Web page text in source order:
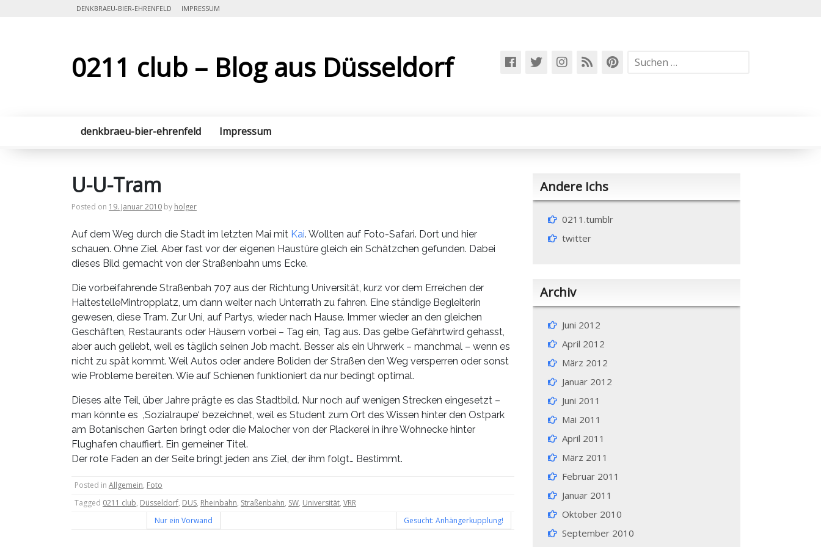
DENKBRAEU-BIER-EHRENFELD IMPRESSUM
0211 club – Blog aus Düsseldorf
Suchen
denkbraeu-bier-ehrenfeld Impressum
U-U-Tram
Posted on 19. Januar 2010 by holger
Auf dem Weg durch die Stadt im letzten Mai mit Kai. Wollten auf Foto-Safari. Dort und hier
schauen. Ohne Ziel. Aber fast vor der eigenen Haustüre gleich ein Schätzchen gefunden. Dabei
dieses Bild gemacht von der Straßenbahn ums Ecke.
Die vorbeifahrende Straßenbah 707 aus der Richtung Universität, kurz vor dem Erreichen der
HaltestelleMintropplatz, um dann weiter nach Unterrath zu fahren. Eine ständige Begleiterin
gewesen, diese Tram. Zur Uni, auf Partys, wieder nach Hause. Immer wieder an den gleichen
Geschäften, Restaurants oder Häusern vorbei – Tag ein, Tag aus. Das gelbe Gefährtwird gehasst,
aber auch geliebt, weil es täglich seinen Job macht. Besser als ein Uhrwerk – manchmal – wenn es
nicht zu spät kommt. Weil Autos oder andere Boliden der Straßen den Weg versperren oder sonst
wie Probleme bereiten. Wie auf Schienen funktioniert da nur bedingt optimal.
Dieses alte Teil, über Jahre prägte es das Stadtbild. Nur noch auf wenigen Strecken eingesetzt –
man könnte es ‚Sozialraupe‘ bezeichnet, weil es Student zum Ort des Wissen hinter den Ostpark
am Botanischen Garten bringt oder die Malocher von der Plackerei in ihre Wohnecke hinter
Flughafen chauffiert. Ein gemeiner Titel.
Der rote Faden an der Seite bringt jeden ans Ziel, der ihm folgt… Bestimmt.
Posted in Allgemein, Foto
Tagged 0211 club, Düsseldorf, DUS, Rheinbahn, Straßenbahn, SW, Universität, VRR
Beitragsnavigation
Nur ein Vorwand Gesucht: Anhängerkupplung!
Andere Ichs
0211.tumblr
twitter
Archiv
Juni 2012
April 2012
März 2012
Januar 2012
Juni 2011
Mai 2011
April 2011
März 2011
Februar 2011
Januar 2011
Oktober 2010
September 2010